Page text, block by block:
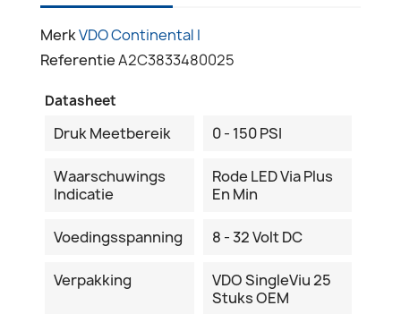
MerkVDO Continental I
ReferentieA2C3833480025
Datasheet
Druk Meetbereik 0 - 150 PSI
Waarschuwings
Indicatie
Rode LED Via Plus
En Min
Voedingsspanning 8 - 32 Volt DC
Verpakking
VDO SingleViu 25
Stuks OEM